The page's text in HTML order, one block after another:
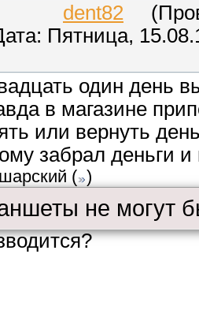
dent82
Пятница,
один день
в магазине
или вернуть
забрал деньги
( )
не могут